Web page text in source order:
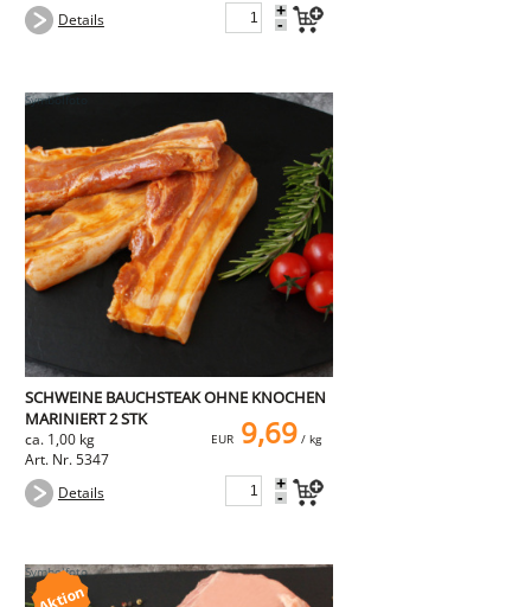
Details +
-
SCHWEINE BAUCHSTEAK OHNE KNOCHEN
MARINIERT 2 STK
ca. 1,00 kg
Art. Nr. 5347
EUR 9,69/ kg
Details +
-